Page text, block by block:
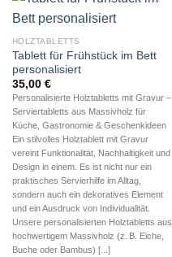
HOLZTABLETTS
Tablett für Frühstück im Bett
personalisiert
35,00 €
Personalisierte Holztabletts mit Gravur –
Serviertabletts aus Massivholz für
Küche, Gastronomie & Geschenkideen
Ein stilvolles Holztablett mit Gravur
vereint Funktionalität, Nachhaltigkeit und
Design in einem. Es ist nicht nur ein
praktisches Servierhilfe im Alltag,
sondern auch ein dekoratives Element
und ein Ausdruck von Individualität.
Unsere personalisierten Holztabletts aus
hochwertigem Massivholz (z. B. Eiche,
Buche oder Bambus) [...]